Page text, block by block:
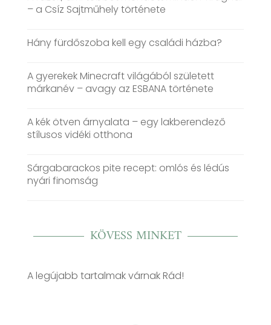
– a Csíz Sajtműhely története
Hány fürdőszoba kell egy családi házba?
A gyerekek Minecraft világából született
márkanév – avagy az ESBANA története
A kék ötven árnyalata – egy lakberendező
stílusos vidéki otthona
Sárgabarackos pite recept: omlós és lédús
nyári finomság
KÖVESS MINKET
A legújabb tartalmak várnak Rád!